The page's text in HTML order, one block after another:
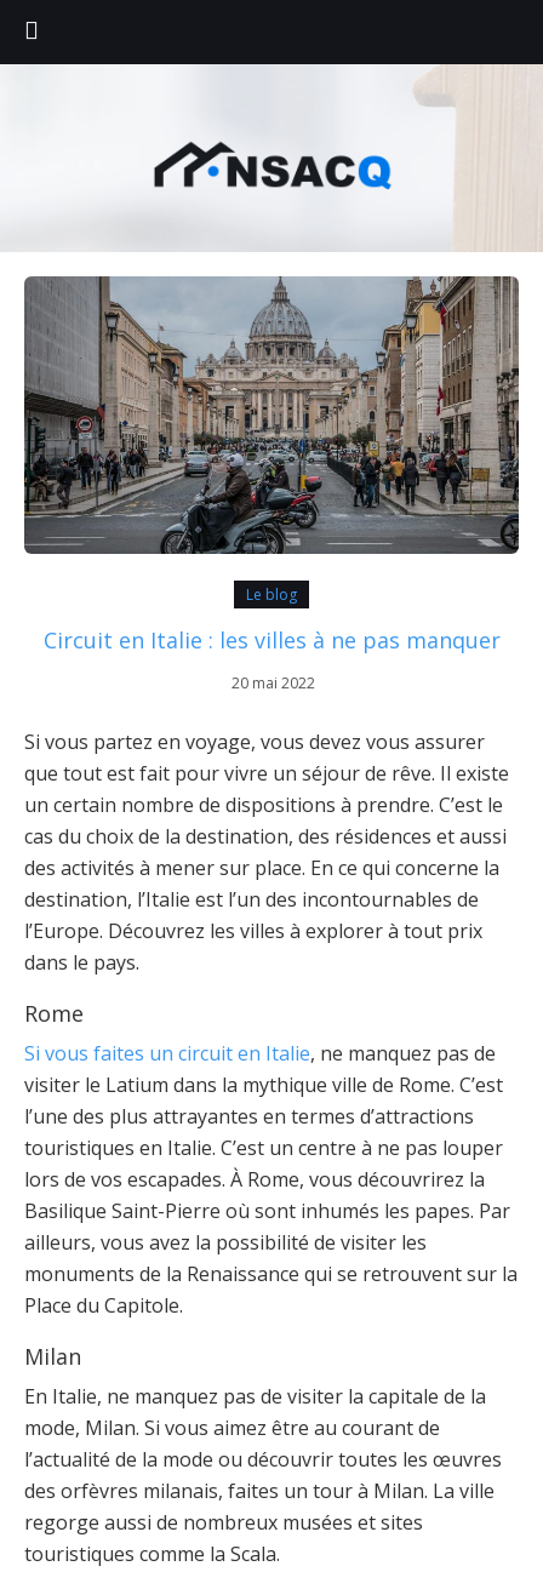
Le blog
Circuit en Italie : les villes à ne pas manquer
20 mai 2022
Si vous partez en voyage, vous devez vous assurer
que tout est fait pour vivre un séjour de rêve. Il existe
un certain nombre de dispositions à prendre. C’est le
cas du choix de la destination, des résidences et aussi
des activités à mener sur place. En ce qui concerne la
destination, l’Italie est l’un des incontournables de
l’Europe. Découvrez les villes à explorer à tout prix
dans le pays.
Rome
Si vous faites un circuit en Italie, ne manquez pas de
visiter le Latium dans la mythique ville de Rome. C’est
l’une des plus attrayantes en termes d’attractions
touristiques en Italie. C’est un centre à ne pas louper
lors de vos escapades. À Rome, vous découvrirez la
Basilique Saint-Pierre où sont inhumés les papes. Par
ailleurs, vous avez la possibilité de visiter les
monuments de la Renaissance qui se retrouvent sur la
Place du Capitole.
Milan
En Italie, ne manquez pas de visiter la capitale de la
mode, Milan. Si vous aimez être au courant de
l’actualité de la mode ou découvrir toutes les œuvres
des orfèvres milanais, faites un tour à Milan. La ville
regorge aussi de nombreux musées et sites
touristiques comme la Scala.